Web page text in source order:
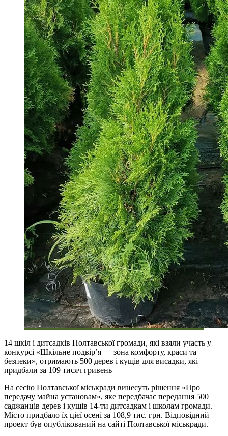
14 шкіл і дитсадків Полтавської громади, які взяли участь у
конкурсі «Шкільне подвір’я — зона комфорту, краси та
безпеки», отримають 500 дерев і кущів для висадки, які
придбали за 109 тисяч гривень
На сесію Полтавської міськради винесуть рішення «Про
передачу майна установам», яке передбачає передання 500
саджанців дерев і кущів 14-ти дитсадкам і школам громади.
Місто придбало їх цієї осені за 108,9 тис. грн. Відповідний
проект був опублікований на сайті Полтавської міськради.